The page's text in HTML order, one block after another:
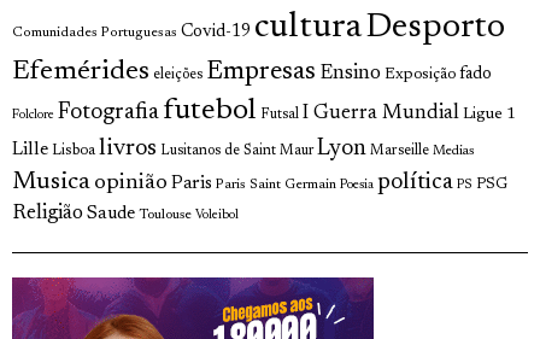
Comunidades Portuguesas Covid-19 culturaDesporto
Efemérides eleições Empresas Ensino Exposição fado
Folclore Fotografia futebol Futsal I Guerra Mundial Ligue 1
Lille Lisboa livros Lusitanos de Saint Maur Lyon Marseille Medias
Musica opinião Paris Paris Saint Germain Poesia política PS PSG
Religião Saude Toulouse Voleibol